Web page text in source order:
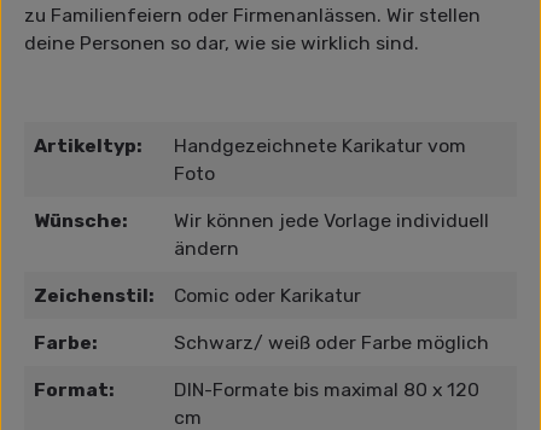
zu Familienfeiern oder Firmenanlässen. Wir stellen
deine Personen so dar, wie sie wirklich sind.
Artikeltyp:
Handgezeichnete Karikatur vom
Foto
Wünsche:
Wir können jede Vorlage individuell
ändern
Zeichenstil: Comic oder Karikatur
Farbe: Schwarz/ weiß oder Farbe möglich
Format:
DIN-Formate bis maximal 80 x 120
cm